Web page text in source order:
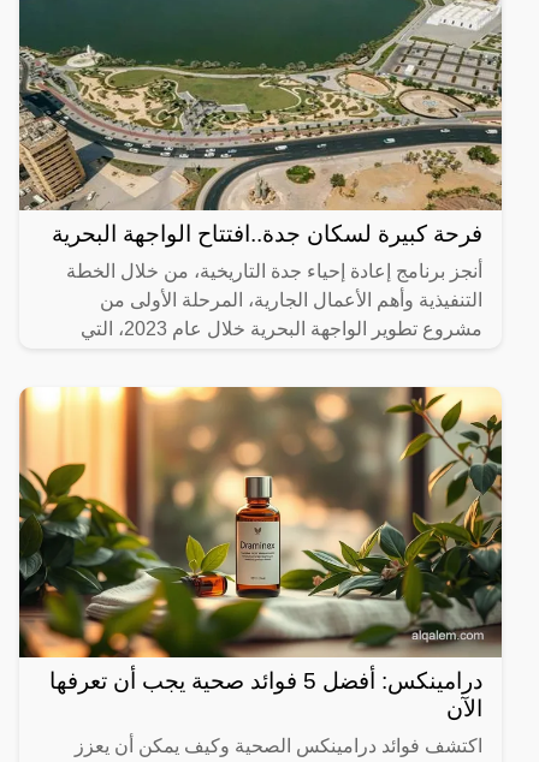
فرحة كبيرة لسكان جدة..افتتاح الواجهة البحرية
أنجز برنامج إعادة إحياء جدة التاريخية، من خلال الخطة
التنفيذية وأهم الأعمال الجارية، المرحلة الأولى من
مشروع تطوير الواجهة البحرية خلال عام 2023، التي
درامينكس: أفضل 5 فوائد صحية يجب أن تعرفها
الآن
اكتشف فوائد درامينكس الصحية وكيف يمكن أن يعزز